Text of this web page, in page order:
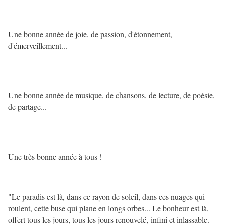
Une bonne année de joie, de passion, d'étonnement,
d'émerveillement...
Une bonne année de musique, de chansons, de lecture, de poésie,
de partage...
Une très bonne année à tous !
"Le paradis est là, dans ce rayon de soleil, dans ces nuages qui
roulent, cette buse qui plane en longs orbes... Le bonheur est là,
offert tous les jours, tous les jours renouvelé, infini et inlassable.